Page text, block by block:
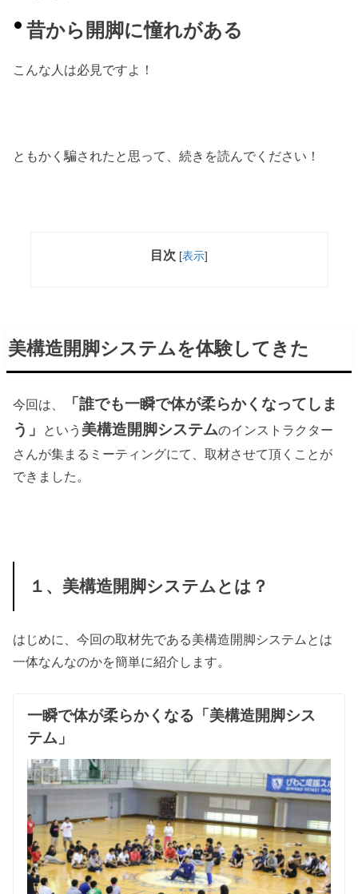
昔から開脚に憧れがある
こんな人は必見ですよ！
ともかく騙されたと思って、続きを読んでください！
目次 [表示]
美構造開脚システムを体験してきた
今回は、
「誰でも一瞬で体が柔らかくなってしま
う」
という 美構造開脚システムのインストラクター
さんが集まるミーティングにて、取材させて頂くことが
できました。
１、美構造開脚システムとは？
はじめに、今回の取材先である美構造開脚システムとは
一体なんなのかを簡単に紹介します。
一瞬で体が柔らかくなる「美構造開脚シス
テム」